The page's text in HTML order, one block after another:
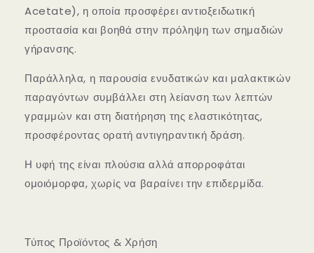
Acetate), η οποία προσφέρει αντιοξειδωτική
προστασία και βοηθά στην πρόληψη των σημαδιών
γήρανσης.
Παράλληλα, η παρουσία ενυδατικών και μαλακτικών
παραγόντων συμβάλλει στη λείανση των λεπτών
γραμμών και στη διατήρηση της ελαστικότητας,
προσφέροντας ορατή αντιγηραντική δράση.
Η υφή της είναι πλούσια αλλά απορροφάται
ομοιόμορφα, χωρίς να βαραίνει την επιδερμίδα.
Τύπος Προϊόντος & Χρήση